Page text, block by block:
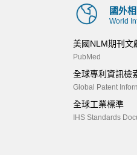
國外
World
美國NLM期刊文
PubMed
全球專利資訊檢
Global Patent
全球工業標準
IHS Standards